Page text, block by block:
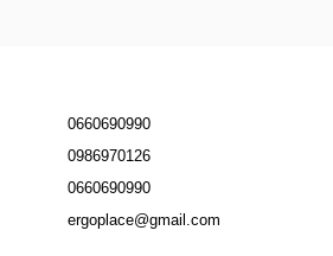
0660690990
0986970126
0660690990
ergoplace@gmail.com